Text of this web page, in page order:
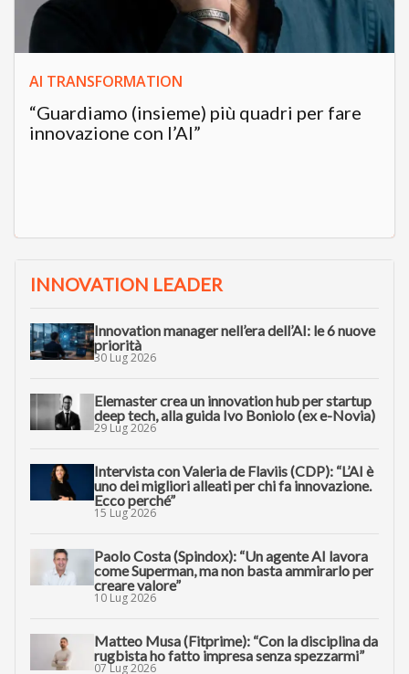
AI TRANSFORMATION
“Guardiamo (insieme) più quadri per fare
innovazione con l’AI”
INNOVATION LEADER
Innovation manager nell’era dell’AI: le 6 nuove
priorità
30 Lug 2026
Elemaster crea un innovation hub per startup
deep tech, alla guida Ivo Boniolo (ex e-Novia)
29 Lug 2026
Intervista con Valeria de Flaviis (CDP): “L’AI è
uno dei migliori alleati per chi fa innovazione.
Ecco perché”
15 Lug 2026
Paolo Costa (Spindox): “Un agente AI lavora
come Superman, ma non basta ammirarlo per
creare valore”
10 Lug 2026
Matteo Musa (Fitprime): “Con la disciplina da
rugbista ho fatto impresa senza spezzarmi”
07 Lug 2026